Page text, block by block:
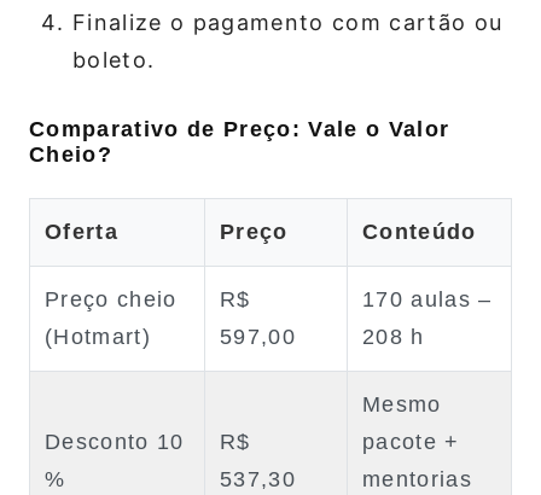
Finalize o pagamento com cartão ou
boleto.
Comparativo de Preço: Vale o Valor
Cheio?
Oferta Preço Conteúdo
Preço cheio
(Hotmart)
R$
597,00
170 aulas –
208 h
Desconto 10
%
R$
537,30
Mesmo
pacote +
mentorias